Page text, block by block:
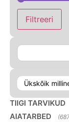
Filtreeri
TIIGI TARVIKUD
AIATARBED